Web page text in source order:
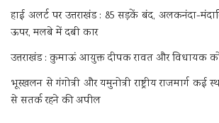
हाई अलर्ट पर उत्तराखंड : 85 सड़कें बंद, अलकनंदा-
ऊपर, मलबे में दबी कार
उत्तराखंड : कुमाऊं आयुक्त दीपक रावत और विधायक
भूस्खलन से गंगोत्री और यमुनोत्री राष्ट्रीय राजमार्ग कई
से सतर्क रहने की अपील